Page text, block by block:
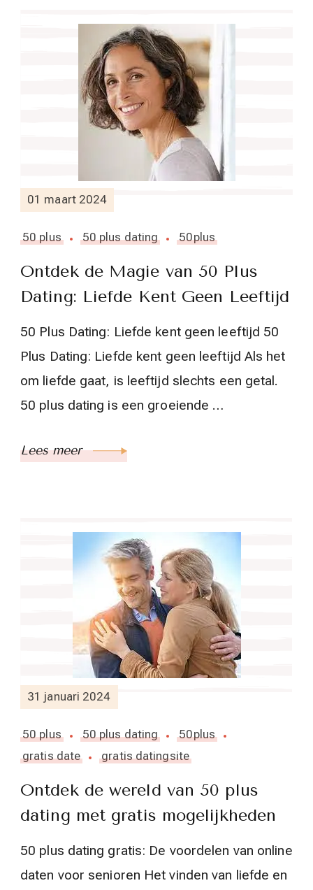
01 maart 2024
50 plus 50 plus dating 50plus
Ontdek de Magie van 50 Plus
Dating: Liefde Kent Geen Leeftijd
50 Plus Dating: Liefde kent geen leeftijd 50
Plus Dating: Liefde kent geen leeftijd Als het
om liefde gaat, is leeftijd slechts een getal.
50 plus dating is een groeiende …
Lees meer
31 januari 2024
50 plus 50 plus dating
50plus
gratis date
gratis datingsite
Ontdek de wereld van 50 plus
dating met gratis mogelijkheden
50 plus dating gratis: De voordelen van online
daten voor senioren Het vinden van liefde en